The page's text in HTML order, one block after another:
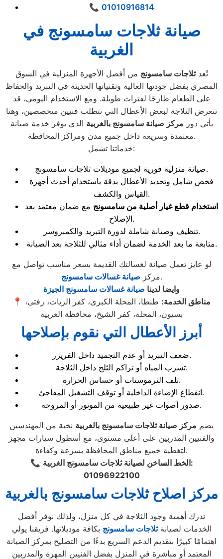
📞 01010916814
صيانة ثلاجات سامسونج في
الغربية
تُعدثلاجات سامسونج من أفضل الأجهزة المنزلية في السوق
المصري بفضل جودتها العالية وتقنياتها الحديثة في التبريد والحفاظ
على الطعام طازجًا لفترات طويلة. ومع الاستخدام اليومي، قد
تتعرض الثلاجة لبعض الأعطال التي تتطلب فنيين متخصصين، وهنا
يأتي دور مركز صيانة سامسونج بالغربية الذي يوفر خدمة صيانة
معتمدة وسريعة داخل جميع مدن ومراكز المحافظة.
خدماتنا تشمل:
صيانة منزلية فورية لجميع موديلات ثلاجات سامسونج.
فحص شامل وتحديد الأعطال بدقة باستخدام أحدث أجهزة
القياس والكشف.
استخدام قطع غيار أصلية من سامسونج مع ضمان معتمد بعد
الإصلاح.
تنظيف وصيانة شاملة لدورة التبريد والكمبروسر.
متابعة ما بعد الخدمة لضمان أداء مثالي للثلاجة بعد الصيانة.
لو عايز تعمل صيانة لغسالتك القديمة بسعر مناسب تواصل مع
مركز صيانة غسالات سامسونج
.
وايضا لدينا صيانة غسالات سامسونج الجيزة
📍
مناطق الخدمة: طنطا، المحلة الكبرى، كفر الزيات، زفتى،
بسيون، المحلة، كفر الشيخ، محافظة الغربية
أبرز الأعطال التي نقوم بإصلاحها
ضعف التبريد أو عدم التجميد داخل الفريزر.
تسرب المياه أو تراكم الثلج داخل الثلاجة.
تلف الثرموستات أو حساس الحرارة.
انقطاع الإضاءة الداخلية أو توقف التشغيل المفاجئ.
صدور أصوات غير طبيعية من الموتور أو المروحة.
يضم مركز صيانة ثلاجات سامسونج بالغربية نخبة من المهندسين
والفنيين المدربين على أعلى مستوى، مع أسطول سيارات مجهز
لتغطية جميع مناطق المحافظة بسرعة وكفاءة.
📞
الخط الساخن لصيانة ثلاجات سامسونج الغربية:
01096922100
مركز اصلاح ثلاجات سامسونج بالغربية
ندرك أهمية وجود الثلاجة في كل منزل، ولذلك نوفر أفضل
الخدمات لصيانةثلاجات سامسونج بكافة موديلاتها. فريقنا يولي
اهتمامًا كبيرًا بتقديم الدعم السريع بدءًا من التصليح بمركز الصيانة
المعتمد أو مباشرة في المنزل بفضل الفنيين المهرة والمدربين